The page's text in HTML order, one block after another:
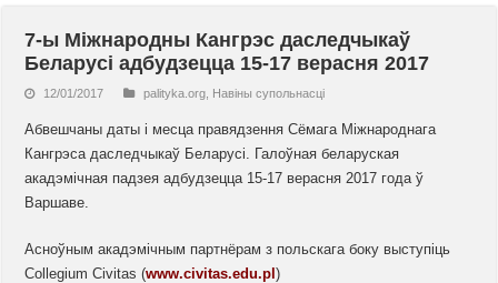
7-ы Міжнародны Кангрэс даследчыкаў
Беларусі адбудзецца 15-17 верасня 2017
12/01/2017 palityka.org Навiны супольнасцi
Абвешчаны даты і месца правядзення Сёмага Міжнароднага
Кангрэса даследчыкаў Беларусі. Галоўная беларуская
акадэмічная падзея адбудзецца 15-17 верасня 2017 года ў
Варшаве.
Асноўным акадэмічным партнёрам з польскага боку выступіць
Collegium Civitas (www.civitas.edu.pl)